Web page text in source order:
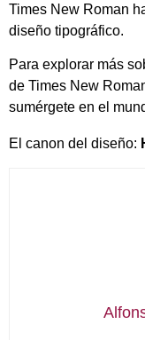
Times New Roman
diseño tipográfico.
Para explorar más
de Times New
sumérgete en el
El canon del diseño: